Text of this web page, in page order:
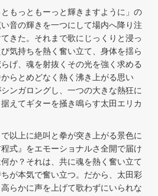
もっともーっと輝きますように」の
音の輝きを一つにして場内へ降り注
きた。それまで歌にじっくりと浸っ
気持ちを熱く奮い立て、身体を揺ら
げ、魂を射抜くその光を強く求める
らとめどなく熱く沸き上がる思い
ンガロングし、一つの大きな熱狂に
えてギターを掻き鳴らす太田エリカ
以上に絶叫と拳が突き上がる景色に
式』をエモーショナルさ全開で届け
か？それは、共に魂を熱く奮い立て
が本気で奮い立つ。だから、太田彩
らかに声を上げて歌わずにいられな